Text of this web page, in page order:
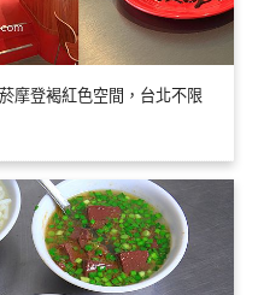
摩登褐紅色空間，台北不限